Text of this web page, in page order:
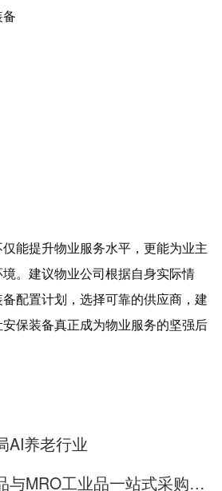
能提升物业服务水平，更能为业主
。建议物业公司根据自身实际情
配置计划，选择可靠的供应商，建
保装备真正成为物业服务的坚强后
AI养老行业
劳保用品与MRO工业品一站式采购解决方案